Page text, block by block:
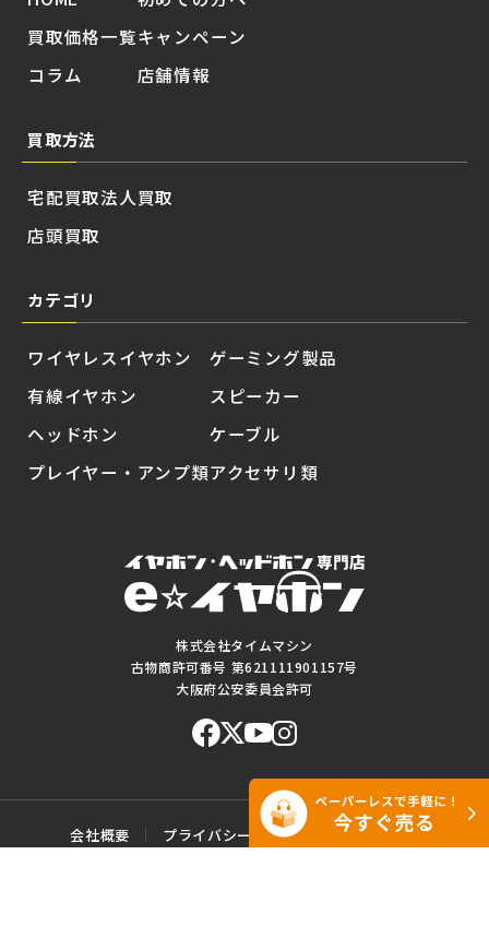
株式会社タイムマシン
古物商許可番号 第621111901157号
大阪府公安委員会許可
買取価格一覧
コラム
キャンペーン
店舗情報
買取方法
宅配買取
店頭買取
法人買取
カテゴリ
ワイヤレスイヤホン
有線イヤホン
ヘッドホン
プレイヤー・アンプ類
ゲーミング製品
スピーカー
ケーブル
アクセサリ類
会社概要 プライバシーポリシー
ご利用規約